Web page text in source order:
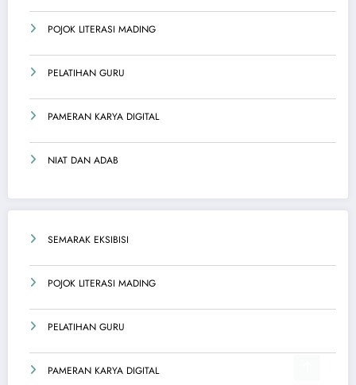
POJOK LITERASI MADING
PELATIHAN GURU
PAMERAN KARYA DIGITAL
NIAT DAN ADAB
SEMARAK EKSIBISI
POJOK LITERASI MADING
PELATIHAN GURU
PAMERAN KARYA DIGITAL